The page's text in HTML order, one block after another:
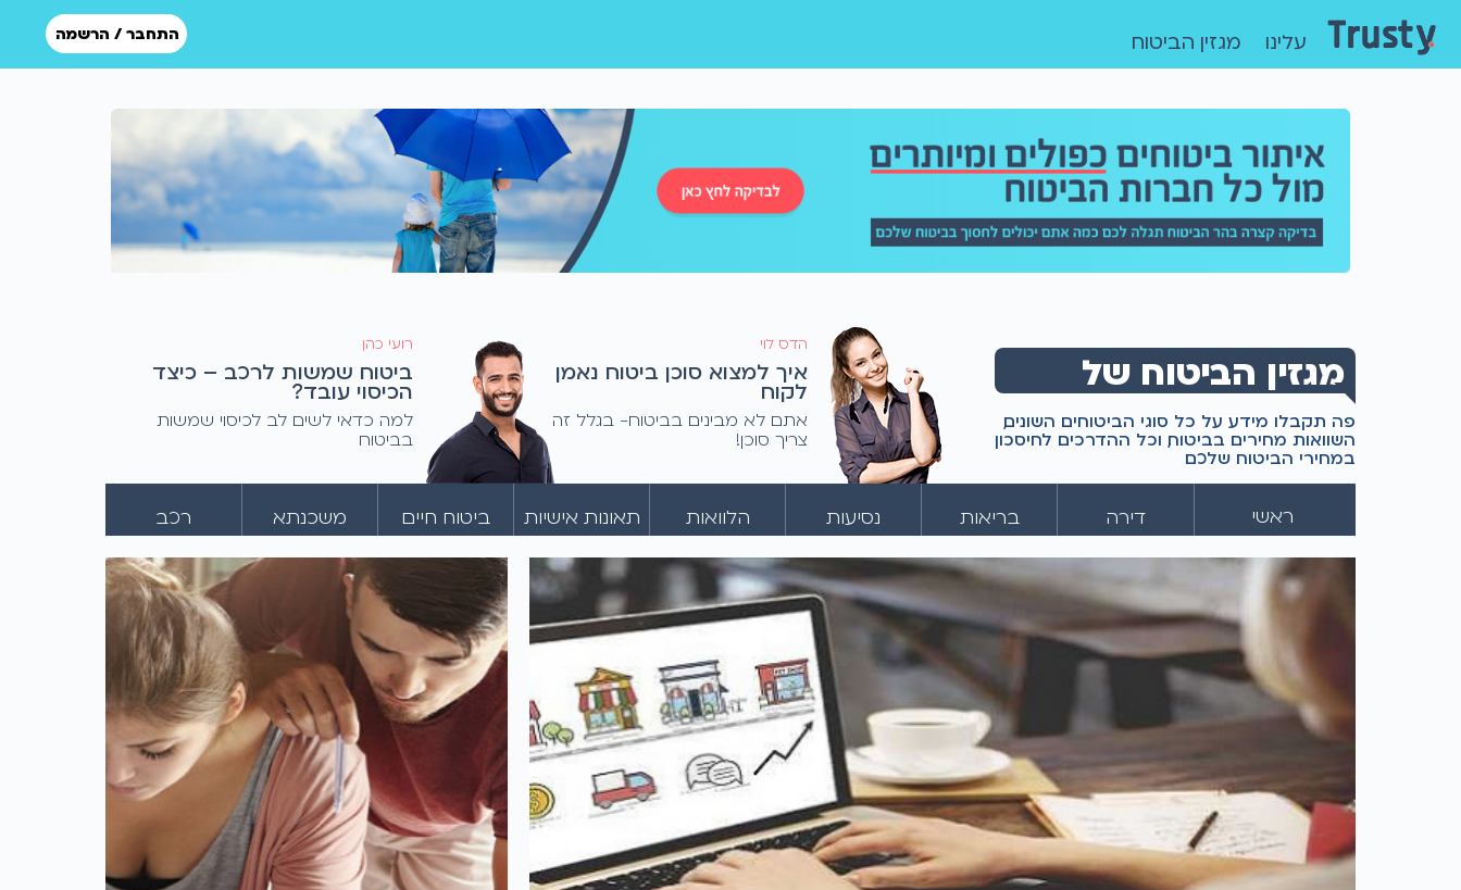
עלינו מגזין הביטוח התחבר / הרשמה
מגזין הביטוח של
טראסטי
פה תקבלו מידע על כל סוגי הביטוחים השונים,
השוואות מחירים בביטוח, וכל ההדרכים לחיסכון
במחירי הביטוח שלכם
רועי כהן
ביטוח שמשות לרכב – כיצד
הכיסוי עובד?
למה כדאי לשים לב לכיסוי שמשות
בביטוח
הדס לוי
איך למצוא סוכן ביטוח נאמן
לקוח
אתם לא מבינים בביטוח- בגלל זה
צריך סוכן!
ראשי דירה בריאות נסיעות הלוואות תאונות אישיות ביטוח חיים משכנתא רכב